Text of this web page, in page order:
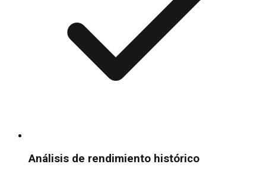
Análisis de rendimiento histórico